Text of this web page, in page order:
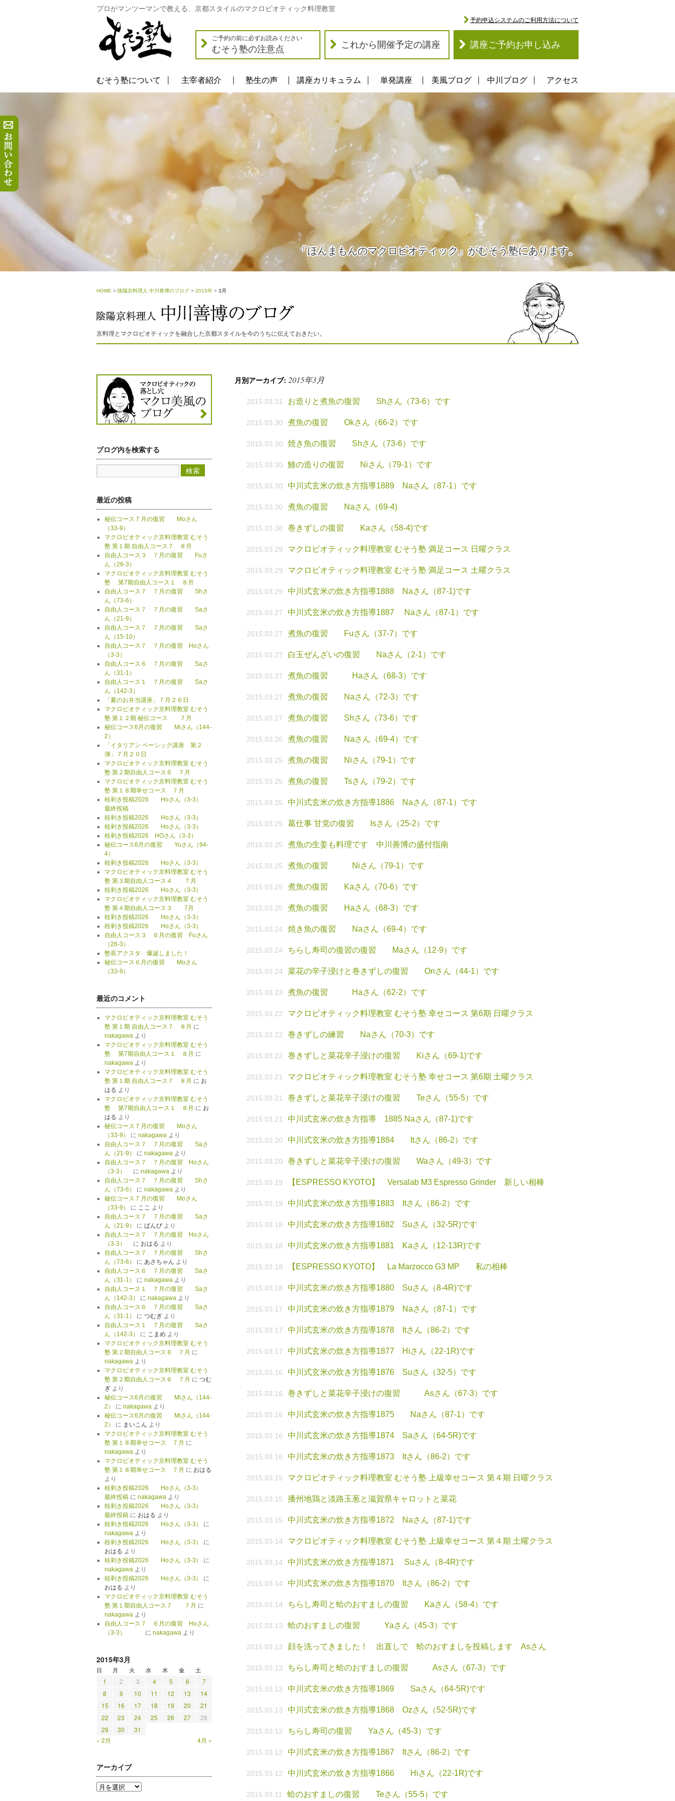
プロがマンツーマンで教える、京都スタイルのマクロビオティック料理教室
ご予約の前に必ずお読みください
むそう塾の注意点 これから開催予定の講座 講座ご予約お申し込み
予約申込システムのご利用方法について
むそう塾について 主宰者紹介 塾生の声 講座カリキュラム 単発講座 美風ブログ 中川ブログ アクセス
「ほんまもんのマクロビオティック」がむそう塾にあります。
HOME > 陰陽京料理人 中川善博のブログ > 2015年 > 3月
京料理とマクロビオティックを融合した京都スタイルを今のうちに伝えておきたい。
月別アーカイブ: 2015年3月
2015.03.31 お造りと煮魚の復習 Shさん（73-6）です
2015.03.30 煮魚の復習 Okさん（66-2）です
2015.03.30 焼き魚の復習 Shさん（73-6）です
2015.03.30 鯵の造りの復習 Niさん（79-1）です
2015.03.30 中川式玄米の炊き方指導1889 Naさん（87-1）です
2015.03.30 煮魚の復習 Naさん（69-4)
2015.03.30 巻きずしの復習 Kaさん（58-4)です
2015.03.29 マクロビオティック料理教室 むそう塾 満足コース 日曜クラス
2015.03.29 マクロビオティック料理教室 むそう塾 満足コース 土曜クラス
2015.03.29 中川式玄米の炊き方指導1888 Naさん（87-1)です
2015.03.27 中川式玄米の炊き方指導1887 Naさん（87-1）です
2015.03.27 煮魚の復習 Fuさん（37-7）です
2015.03.27 白玉ぜんざいの復習 Naさん（2-1）です
2015.03.27 煮魚の復習 Haさん（68-3）です
2015.03.27 煮魚の復習 Naさん（72-3）です
2015.03.27 煮魚の復習 Shさん（73-6）です
2015.03.26 煮魚の復習 Naさん（69-4）です
2015.03.25 煮魚の復習 Niさん（79-1）です
2015.03.25 煮魚の復習 Tsさん（79-2）です
2015.03.25 中川式玄米の炊き方指導1886 Naさん（87-1）です
2015.03.25 葛仕事 甘党の復習 Isさん（25-2）です
2015.03.25 煮魚の生姜も料理です 中川善博の盛付指南
2015.03.25 煮魚の復習 Niさん（79-1）です
2015.03.25 煮魚の復習 Kaさん（70-6）です
2015.03.25 煮魚の復習 Haさん（68-3）です
2015.03.24 焼き魚の復習 Naさん（69-4）です
2015.03.24 ちらし寿司の復習の復習 Maさん（12-9）です
2015.03.24 菜花の辛子浸けと巻きずしの復習 Onさん（44-1）です
2015.03.23 煮魚の復習 Haさん（62-2）です
2015.03.22 マクロビオティック料理教室 むそう塾 幸せコース 第6期 日曜クラス
2015.03.22 巻きずしの練習 Naさん（70-3）です
2015.03.22 巻きずしと菜花辛子浸けの復習 Kiさん（69-1)です
2015.03.21 マクロビオティック料理教室 むそう塾 幸せコース 第6期 土曜クラス
2015.03.21 巻きずしと菜花辛子浸けの復習 Teさん（55-5）です
2015.03.21 中川式玄米の炊き方指導 1885 Naさん（87-1)です
2015.03.20 中川式玄米の炊き方指導1884 Itさん（86-2）です
2015.03.20 巻きずしと菜花辛子浸けの復習 Waさん（49-3）です
2015.03.19 【ESPRESSO KYOTO】 Versalab M3 Espresso Grinder 新しい相棒
2015.03.19 中川式玄米の炊き方指導1883 Itさん（86-2）です
2015.03.18 中川式玄米の炊き方指導1882 Suさん（32-5R)です
2015.03.18 中川式玄米の炊き方指導1881 Kaさん（12-13R)です
2015.03.18 【ESPRESSO KYOTO】 La Marzocco G3 MP 私の相棒
2015.03.18 中川式玄米の炊き方指導1880 Suさん（8-4R)です
2015.03.17 中川式玄米の炊き方指導1879 Naさん（87-1）です
2015.03.17 中川式玄米の炊き方指導1878 Itさん（86-2）です
2015.03.17 中川式玄米の炊き方指導1877 Hiさん（22-1R)です
2015.03.16 中川式玄米の炊き方指導1876 Suさん（32-5）です
2015.03.16 巻きずしと菜花辛子浸けの復習 Asさん（67-3）です
2015.03.16 中川式玄米の炊き方指導1875 Naさん（87-1）です
2015.03.16 中川式玄米の炊き方指導1874 Saさん（64-5R)です
2015.03.16 中川式玄米の炊き方指導1873 Itさん（86-2）です
2015.03.15 マクロビオティック料理教室 むそう塾 上級幸せコース 第４期 日曜クラス
2015.03.15 播州地鶏と淡路玉葱と滋賀県キャロットと菜花
2015.03.15 中川式玄米の炊き方指導1872 Naさん（87-1)です
2015.03.14 マクロビオティック料理教室 むそう塾 上級幸せコース 第４期 土曜クラス
2015.03.14 中川式玄米の炊き方指導1871 Suさん（8-4R)です
2015.03.14 中川式玄米の炊き方指導1870 Itさん（86-2）です
2015.03.14 ちらし寿司と蛤のおすましの復習 Kaさん（58-4）です
2015.03.13 蛤のおすましの復習 Yaさん（45-3）です
2015.03.13 顔を洗ってきました！ 出直しで 蛤のおすましを投稿します Asさん
2015.03.13 ちらし寿司と蛤のおすましの復習 Asさん（67-3）です
2015.03.13 中川式玄米の炊き方指導1869 Saさん（64-5R)です
2015.03.13 中川式玄米の炊き方指導1868 Ozさん（52-5R)です
2015.03.12 ちらし寿司の復習 Yaさん（45-3）です
2015.03.12 中川式玄米の炊き方指導1867 Itさん（86-2）です
2015.03.12 中川式玄米の炊き方指導1866 Hiさん（22-1R)です
2015.03.11 蛤のおすましの復習 Teさん（55-5）です
ブログ内を検索する
最近の投稿
秘伝コース７月の復習 Moさん
（33-9）
マクロビオティック京料理教室 むそう
塾 第１期 自由人コース７ ８月
自由人コース３ ７月の復習 Fuさ
ん（26-3）
マクロビオティック京料理教室 むそう
塾 第7期自由人コース１ ８月
自由人コース７ ７月の復習 Shさ
ん（73-6）
自由人コース７ ７月の復習 Saさ
ん（21-9）
自由人コース７ ７月の復習 Saさ
ん（15-10）
自由人コース７ ７月の復習 Hoさん
（3-3）
自由人コース６ ７月の復習 Saさ
ん（31-1）
自由人コース１ ７月の復習 Saさ
ん（142-3）
「夏のお弁当講座」７月２６日
マクロビオティック京料理教室 むそう
塾 第１２期 秘伝コース ７月
秘伝コース6月の復習 Miさん（144-
2）
「イタリアン ベーシック講座 第２
弾」７月２０日
マクロビオティック京料理教室 むそう
塾 第２期自由人コース６ ７月
マクロビオティック京料理教室 むそう
塾 第１８期幸せコース ７月
桂剥き投稿2026 Hoさん（3-3）
最終投稿
桂剥き投稿2026 Hoさん（3-3）
桂剥き投稿2026 Hoさん（3-3）
桂剥き投稿2026 HOさん（3-3）
秘伝コース6月の復習 Yuさん（94-
4）
桂剥き投稿2026 Hoさん（3-3）
マクロビオティック京料理教室 むそう
塾 第３期自由人コース４ ７月
桂剥き投稿2026 Hoさん（3-3）
マクロビオティック京料理教室 むそう
塾 第４期自由人コース３ 7月
桂剥き投稿2026 Hoさん（3-3）
桂剥き投稿2026 Hoさん（3-3）
自由人コース３ ６月の復習 Fuさん
（26-3）
塾長アクスタ 爆誕しました！
秘伝コース６月の復習 Moさん
（33-9）
最近のコメント
マクロビオティック京料理教室 むそう
塾 第１期 自由人コース７ ８月 に
nakagawaより
マクロビオティック京料理教室 むそう
塾 第7期自由人コース１ ８月 に
nakagawaより
マクロビオティック京料理教室 むそう
塾 第１期 自由人コース７ ８月 に お
はる より
マクロビオティック京料理教室 むそう
塾 第7期自由人コース１ ８月 に お
はる より
秘伝コース７月の復習 Moさん
（33-9）
に nakagawaより
自由人コース７ ７月の復習 Saさ
ん（21-9）
に nakagawaより
自由人コース７ ７月の復習 Hoさん
（3-3）
に nakagawaより
自由人コース７ ７月の復習 Shさ
ん（73-6）
に nakagawaより
秘伝コース７月の復習 Moさん
（33-9）
に ここ より
自由人コース７ ７月の復習 Saさ
ん（21-9）
に ばんびより
自由人コース７ ７月の復習 Hoさん
（3-3）
に おはる より
自由人コース７ ７月の復習 Shさ
ん（73-6）
に あさちゃん より
自由人コース６ ７月の復習 Saさ
ん（31-1）
に nakagawaより
自由人コース１ ７月の復習 Saさ
ん（142-3）
に nakagawaより
自由人コース６ ７月の復習 Saさ
ん（31-1）
に つむぎより
自由人コース１ ７月の復習 Saさ
ん（142-3）
に こまめ より
マクロビオティック京料理教室 むそう
塾 第２期自由人コース６ ７月 に
nakagawaより
マクロビオティック京料理教室 むそう
塾 第２期自由人コース６ ７月 に つむ
ぎより
秘伝コース6月の復習 Miさん（144-
2）
に nakagawaより
秘伝コース6月の復習 Miさん（144-
2）
に まいこん より
マクロビオティック京料理教室 むそう
塾 第１８期幸せコース ７月 に
nakagawaより
マクロビオティック京料理教室 むそう
塾 第１８期幸せコース ７月 に おはる
より
桂剥き投稿2026 Hoさん（3-3）
最終投稿に nakagawaより
桂剥き投稿2026 Hoさん（3-3）
最終投稿に おはる より
桂剥き投稿2026 Hoさん（3-3）
に
nakagawaより
桂剥き投稿2026 Hoさん（3-3）
に
おはる より
桂剥き投稿2026 Hoさん（3-3）
に
nakagawaより
桂剥き投稿2026 Hoさん（3-3）
に
おはる より
マクロビオティック京料理教室 むそう
塾 第１期自由人コース７ ７月 に
nakagawaより
自由人コース７ ６月の復習 Hoさん
（3-3）
に nakagawaより
2015年3月
日 月 火 水 木 金 土
1 2 3 4 5 6
7
8
9 10 11 12 13
14
15
16 17 18 19 20
21
22
23 24 25 26 27
28
29
30
31
« 2月
4月 »
アーカイブ
ア